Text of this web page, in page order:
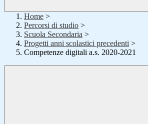
Home >
Percorsi di studio >
Scuola Secondaria >
Progetti anni scolastici precedenti >
Competenze digitali a.s. 2020-2021